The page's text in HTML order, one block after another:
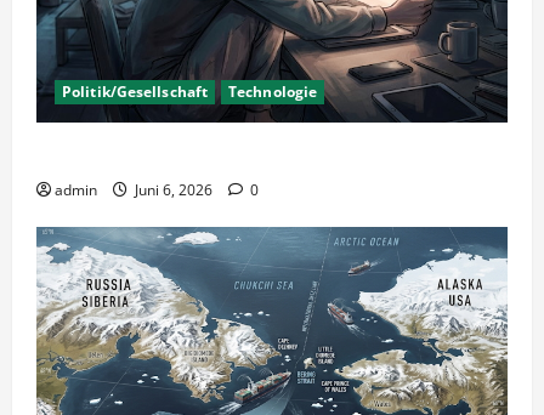
Politik/Gesellschaft Technologie
admin Juni 6, 2026 0